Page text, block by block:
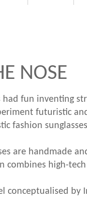
NOSE
had fun inventing
futuristic
fashion
are handmade
combines high-
conceptualised by